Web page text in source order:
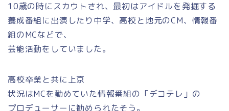
10歳の時にスカウトされ、最初はアイドルを発掘する
養成番組に出演したり中学、高校と地元のCM、情報番
組のMCなどで、
芸能活動をしていました。
高校卒業と共に上京
状況はMCを勤めていた情報番組の「デコテレ」の
プロデューサーに勧められたそう。